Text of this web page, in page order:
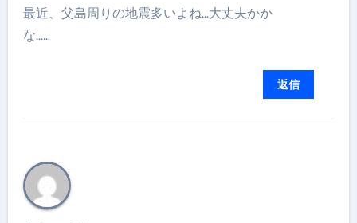
最近、父島周りの地震多いよね…大丈夫かか
な……
返信